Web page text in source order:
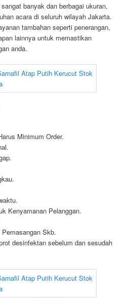
banyak dan berbagai ukuran,
acara di seluruh wilayah Jakarta.
tambahan seperti penerangan,
lainnya untuk memastikan
anda.
Minimum Order.
Kenyamanan Pelanggan.
Pemasangan Skb.
desinfektan sebelum dan sesudah